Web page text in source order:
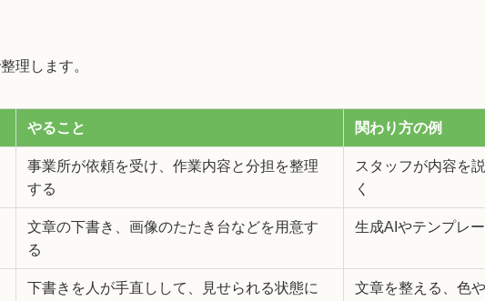
理します。
やること 関わり方の例
事業所が依頼を受け、作業内容と分担を整理
する
スタッフが内容を
く
文章の下書き、画像のたたき台などを用意す
る
生成AIやテンプレ
下書きを人が手直しして、見せられる状態に
文章を整える、色